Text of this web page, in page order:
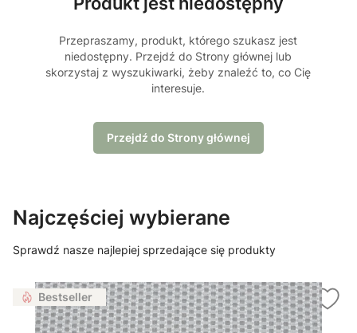
Przepraszamy, produkt, którego szukasz jest
niedostępny. Przejdź do Strony głównej lub
skorzystaj z wyszukiwarki, żeby znaleźć to, co Cię
interesuje.
Przejdź do Strony głównej
Najczęściej wybierane
Sprawdź nasze najlepiej sprzedające się produkty
Bestseller